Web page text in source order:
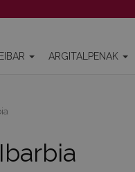
EIBAR ARGITALPENAK